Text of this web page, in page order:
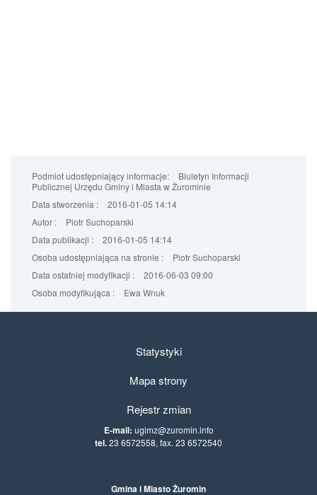
Podmiot udostępniający informacje:
Biuletyn Informacji
Publicznej Urzędu Gminy i Miasta w Żurominie
Data stworzenia :
2016-01-05 14:14
Autor :
Piotr Suchoparski
Data publikacji :
2016-01-05 14:14
Osoba udostępniająca na stronie :
Piotr Suchoparski
Data ostatniej modyfikacji :
2016-06-03 09:00
Osoba modyfikująca :
Ewa Wnuk
Statystyki
Mapa strony
Rejestr zmian
E-mail: ugimz@zuromin.info
tel.23 6572558, fax. 23 6572540
Gmina i Miasto Żuromin